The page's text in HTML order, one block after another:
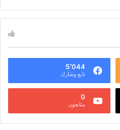
5٬044
تابع وشارك
0
متابعون